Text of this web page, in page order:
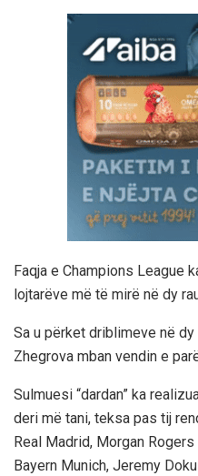
Faqja e Champions League
lojtarëve më të mirë në dy
Sa u përket driblimeve në dy
Zhegrova mban vendin e
Sulmuesi “dardan” ka
deri më tani, teksa pas tij
Real Madrid, Morgan
Bayern Munich, Jeremy